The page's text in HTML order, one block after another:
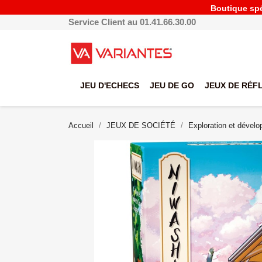
Boutique
Service Client au 01.41.66.30.00
JEU D'ECHECS JEU DE GO JEUX DE
Accueil JEUX DE SOCIÉTÉ Exploration et